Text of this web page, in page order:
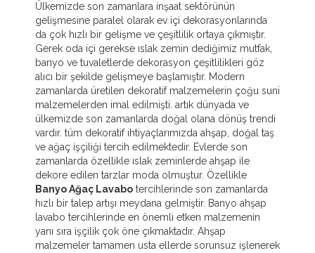
Ülkemizde son zamanlara inşaat sektörünün
gelişmesine paralel olarak ev içi dekorasyonlarında
da çok hızlı bir gelişme ve çeşitlilik ortaya çıkmıştır.
Gerek oda içi gerekse ıslak zemin dediğimiz mutfak,
banyo ve tuvaletlerde dekorasyon çeşitlilikleri göz
alıcı bir şekilde gelişmeye başlamıştır. Modern
zamanlarda üretilen dekoratif malzemelerin çoğu suni
malzemelerden imal edilmişti. artık dünyada ve
ülkemizde son zamanlarda doğal olana dönüş trendi
vardır. tüm dekoratif ihtiyaçlarımızda ahşap, doğal taş
ve ağaç işçiliği tercih edilmektedir. Evlerde son
zamanlarda özellikle ıslak zeminlerde ahşap ile
dekore edilen tarzlar moda olmuştur. Özellikle
Banyo Ağaç Lavabo tercihlerinde son zamanlarda
hızlı bir talep artışı meydana gelmiştir. Banyo ahşap
lavabo tercihlerinde en önemli etken malzemenin
yanı sıra işçilik çok öne çıkmaktadır. Ahşap
malzemeler tamamen usta ellerde sorunsuz işlenerek